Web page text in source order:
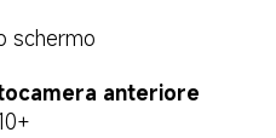
schermo
anteriore